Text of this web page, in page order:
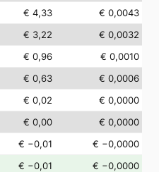
€ 4,33
€ 0,0043
€ 3,22
€ 0,0032
€ 0,96
€ 0,0010
€ 0,63
€ 0,0006
€ 0,02
€ 0,0000
€ 0,00
€ 0,0000
€ −0,01
€ −0,0000
€ −0,01
€ −0,0000